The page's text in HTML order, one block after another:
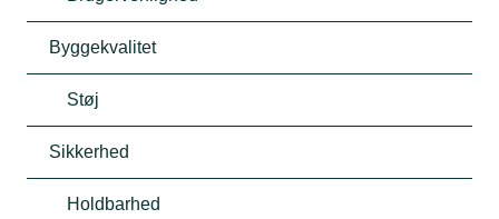
Byggekvalitet
Støj
Sikkerhed
Holdbarhed